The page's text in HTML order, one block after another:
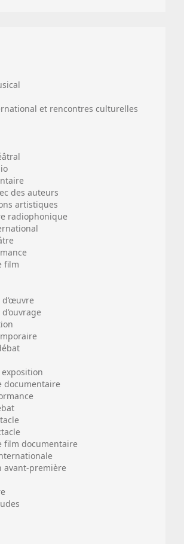
et rencontres culturelles
des auteurs
artistiques
radiophonique
film
documentaire
film documentaire
avant-première